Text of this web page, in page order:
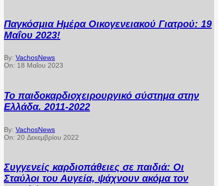
Παγκόσμια Ημέρα Οικογενειακού Γιατρού: 19
Μαΐου 2023!
By: VachosNews
On: 18 Μαΐου 2023
Το παιδοκαρδιοχειρουργικό σύστημα στην
Ελλάδα. 2011-2022
By: VachosNews
On: 20 Δεκεμβρίου 2022
Συγγενείς καρδιοπάθειες σε παιδιά: Οι
Σταύλοι του Αυγεία, ψάχνουν ακόμα τον